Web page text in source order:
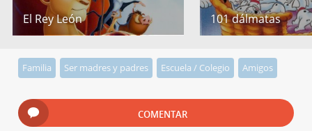
El Rey León 101 dálmatas
Familia Ser madres y padres Escuela / Colegio Amigos
COMENTAR